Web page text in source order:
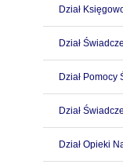
Dział
Dział
Dział Pomocy
Dział
Dział Opieki